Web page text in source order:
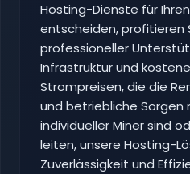
Hosting-Dienste für
entscheiden, profitieren
professioneller
Infrastruktur und
Strompreisen, die die
und betriebliche Sorgen
individueller Miner sind
leiten, unsere Hosting-
Zuverlässigkeit und